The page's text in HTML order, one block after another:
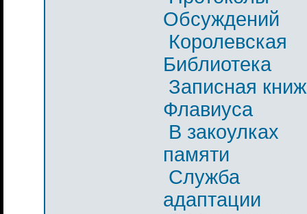
Обсуждений
Королевская
Библиотека
Записная
Флавиуса
В закоулках
памяти
Служба
адаптации